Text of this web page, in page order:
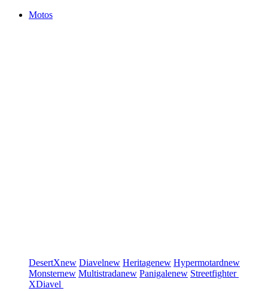
Motos
DesertXnew Diavelnew Heritagenew Hypermotardnew
Monsternew Multistradanew Panigalenew Streetfighter
XDiavel